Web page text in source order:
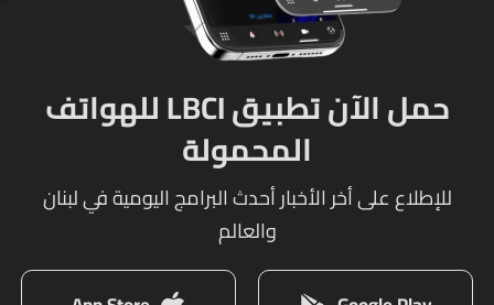
حمل الآن تطبيق LBCI للهواتف
المحمولة
للإطلاع على أخر الأخبار أحدث البرامج اليومية في لبنان
والعالم